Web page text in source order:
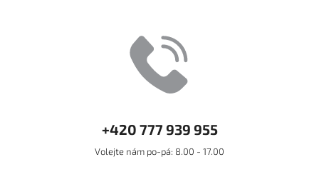
+420 777 939 955
Volejte nám po-pá: 8.00 - 17.00